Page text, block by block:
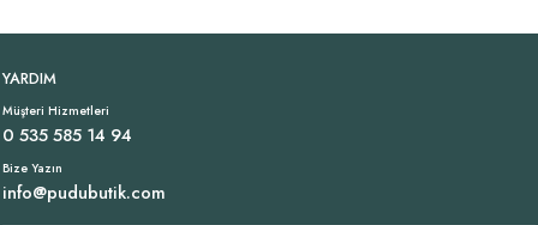
2.299,00 TL
YARDIM
Müşteri Hizmetleri
0 535 585 14 94
Bize Yazın
info@pudubutik.com